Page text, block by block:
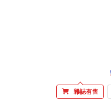
雜誌有售